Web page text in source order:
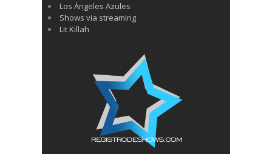
Los Ángeles Azules
Shows via streaming
Lit Killah